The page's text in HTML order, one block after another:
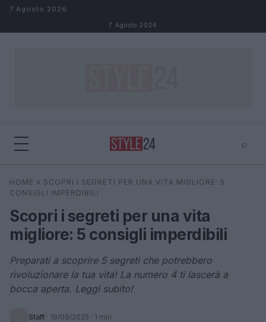
Salta al contenuto
7 Agosto 2026
7 Agosto 2026
⌕
Cerca ⌕
HOME » SCOPRI I SEGRETI PER UNA VITA MIGLIORE: 5
CONSIGLI IMPERDIBILI
Scopri i segreti per una vita
migliore: 5 consigli imperdibili
Preparati a scoprire 5 segreti che potrebbero
rivoluzionare la tua vita! La numero 4 ti lascerà a
bocca aperta. Leggi subito!
Staff · 19/09/2025 · 1 min